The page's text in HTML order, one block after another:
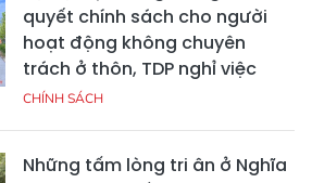
quyết chính sách cho người
hoạt động không chuyên
trách ở thôn, TDP nghỉ việc
CHÍNH SÁCH
Những tấm lòng tri ân ở Nghĩa